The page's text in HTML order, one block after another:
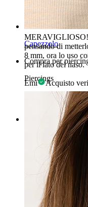
Capezzolo
Compra per
Piercings
Carino
pensando di
8 mm, ora lo uso
per il lato del naso.
Emi Acquisto
Tradotto dall'IA
Mega orecchini
Super orecchini
268n84mfvf